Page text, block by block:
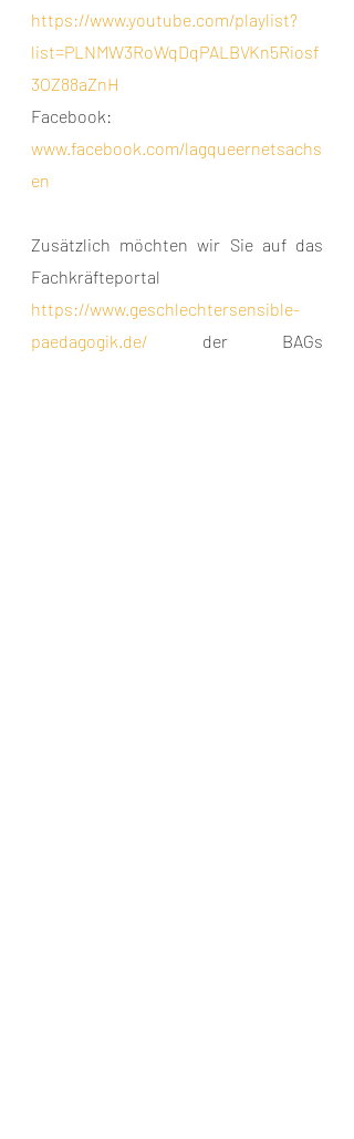
https://www.youtube.com/playlist?
list=PLNMW3RoWqDqPALBVKn5Riosf
3OZ88aZnH
www.facebook.com/lagqueernetsachs
en
Zusätzlich möchten wir Sie auf das
https://www.geschlechtersensible-
paedagogik.de/ der BAGs